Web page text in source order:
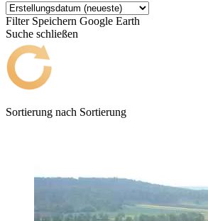
Filter Speichern Google Earth
Suche schließen
Sortierung nach Sortierung